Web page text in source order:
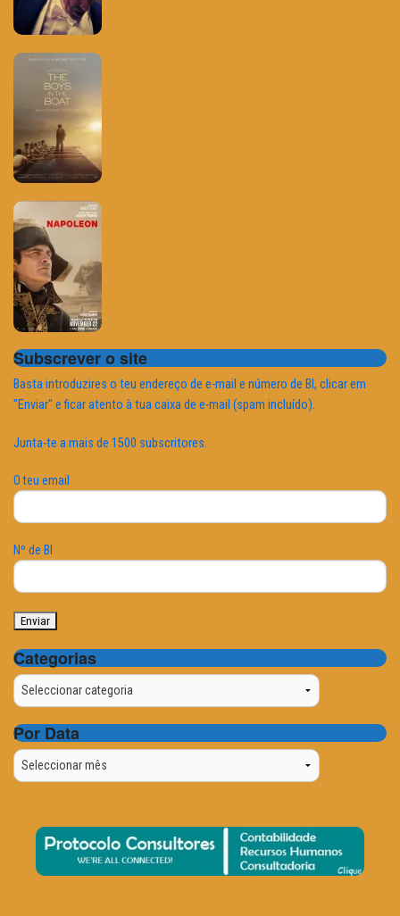
Subscrever o site
Basta introduzires o teu endereço de e-mail e número de BI, clicar em
"Enviar" e ficar atento à tua caixa de e-mail (spam incluído).
Junta-te a mais de 1500 subscritores.
O teu email
Nº de BI
Categorias
Categorias
Por Data
Por
Data